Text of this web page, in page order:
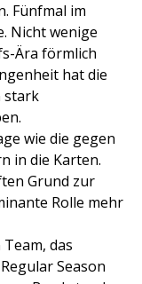
Fünfmal im
Nicht wenige
Ära förmlich
hat die
stark
wie die gegen
in die Karten.
Grund zur
Rolle mehr
das
Season